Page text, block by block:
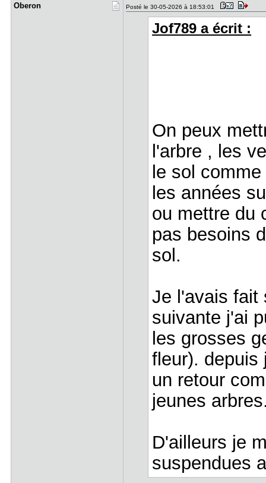
Oberon Posté le 30-05-2026 à 18:53:01
Jof789 a écrit :
On peux
l'arbre , les
le sol
les années
ou mettre du
pas besoins
sol.
Je l'avais fait
suivante j'ai
les grosses
fleur). depuis
un retour
jeunes
D'ailleurs je
suspendues